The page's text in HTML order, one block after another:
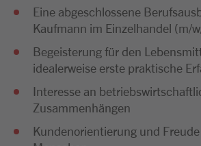
Eine abgeschlossene
Kaufmann im Einzelhandel (m/
Begeisterung für den
idealerweise erste praktische
Interesse an
Zusammenhängen
Kundenorientierung und